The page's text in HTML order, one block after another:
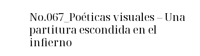
No.067_Poéticas visuales – Una
partitura escondida en el
infierno